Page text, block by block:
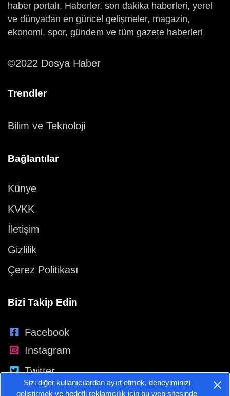
haber portalı. Haberler, son dakika haberleri, yerel
ve dünyadan en güncel gelişmeler, magazin,
ekonomi, spor, gündem ve tüm gazete haberleri
©2022 Dosya Haber
Trendler
Bilim ve Teknoloji
Bağlantılar
Künye
KVKK
İletişim
Gizlilik
Çerez Politikası
Bizi Takip Edin
Facebook
Instagram
Twitter
YouTube
Sizi diğer kullanıcılardan ayırt etmek, deneyiminizi
geliştirmek ve hedefli reklamcılık için bu web sitesinde